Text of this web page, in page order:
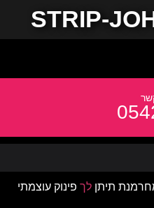
STRIP-
תיתן לך